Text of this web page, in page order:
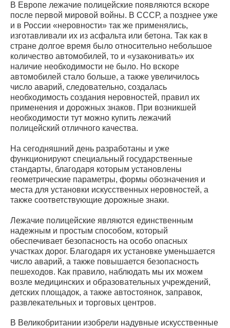
В Европе лежачие полицейские появляются вскоре
после первой мировой войны. В СССР, а позднее уже
и в России «неровности» так же применялись,
изготавливали их из асфальта или бетона. Так как в
стране долгое время было относительно небольшое
количество автомобилей, то и «узаконивать» их
наличие необходимости не было. Но вскоре
автомобилей стало больше, а также увеличилось
число аварий, следовательно, создалась
необходимость создания неровностей, правил их
применения и дорожных знаков. При возникшей
необходимости тут можно купить лежачий
полицейский отличного качества.
На сегодняшний день разработаны и уже
функционируют специальный государственные
стандарты, благодаря которым установлены
геометрические параметры, формы обозначения и
места для установки искусственных неровностей, а
также соответствующие дорожные знаки.
Лежачие полицейские являются единственным
надежным и простым способом, который
обеспечивает безопасность на особо опасных
участках дорог. Благодаря их установке уменьшается
число аварий, а также повышается безопасность
пешеходов. Как правило, наблюдать мы их можем
возле медицинских и образовательных учреждений,
детских площадок, а также автостоянок, заправок,
развлекательных и торговых центров.
В Великобритании изобрели надувные искусственные